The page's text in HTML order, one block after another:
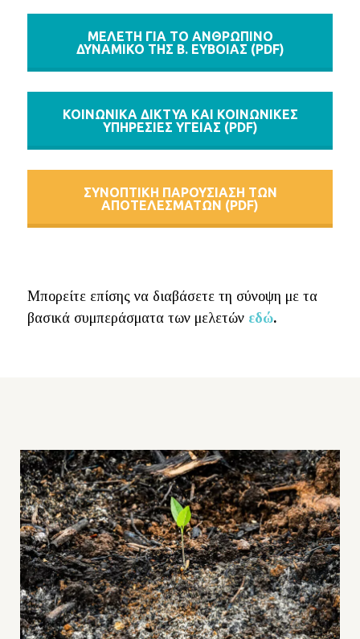
ΜΕΛΕΤΗ ΓΙΑ ΤΟ ΑΝΘΡΩΠΙΝΟ
ΔΥΝΑΜΙΚΟ ΤΗΣ Β. ΕΥΒΟΙΑΣ (PDF)
ΚΟΙΝΩΝΙΚΑ ΔΙΚΤΥΑ ΚΑΙ ΚΟΙΝΩΝΙΚΕΣ
ΥΠΗΡΕΣΙΕΣ ΥΓΕΙΑΣ (PDF)
ΣΥΝΟΠΤΙΚΗ ΠΑΡΟΥΣΙΑΣΗ ΤΩΝ
ΑΠΟΤΕΛΕΣΜΑΤΩΝ (PDF)
Μπορείτε επίσης να διαβάσετε τη σύνοψη με τα
βασικά συμπεράσματα των μελετών εδώ.